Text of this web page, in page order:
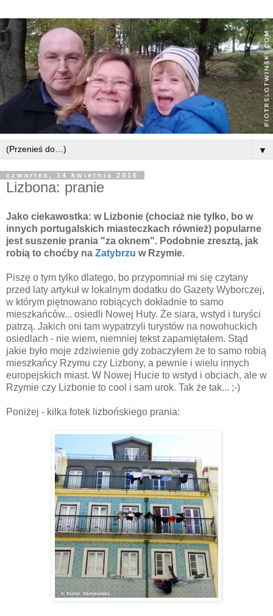
▼
czwartek, 14 kwietnia 2016
Lizbona: pranie
Jako ciekawostka: w Lizbonie (chociaż nie tylko, bo w
innych portugalskich miasteczkach również) popularne
jest suszenie prania "za oknem". Podobnie zresztą, jak
robią to choćby na Zatybrzu w Rzymie.
Piszę o tym tylko dlatego, bo przypomniał mi się czytany
przed laty artykuł w lokalnym dodatku do Gazety Wyborczej,
w którym piętnowano robiących dokładnie to samo
mieszkańców... osiedli Nowej Huty. Że siara, wstyd i turyści
patrzą. Jakich oni tam wypatrzyli turystów na nowohuckich
osiedlach - nie wiem, niemniej tekst zapamiętałem. Stąd
jakie było moje zdziwienie gdy zobaczyłem że to samo robią
mieszkańcy Rzymu czy Lizbony, a pewnie i wielu innych
europejskich miast. W Nowej Hucie to wstyd i obciach, ale w
Rzymie czy Lizbonie to cool i sam urok. Tak że tak... ;-)
Poniżej - kilka fotek lizbońskiego prania: